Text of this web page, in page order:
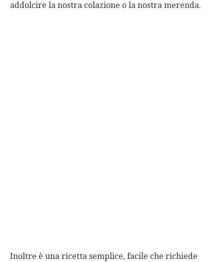
addolcire la nostra colazione o la nostra merenda.
Inoltre è una ricetta semplice, facile che richiede